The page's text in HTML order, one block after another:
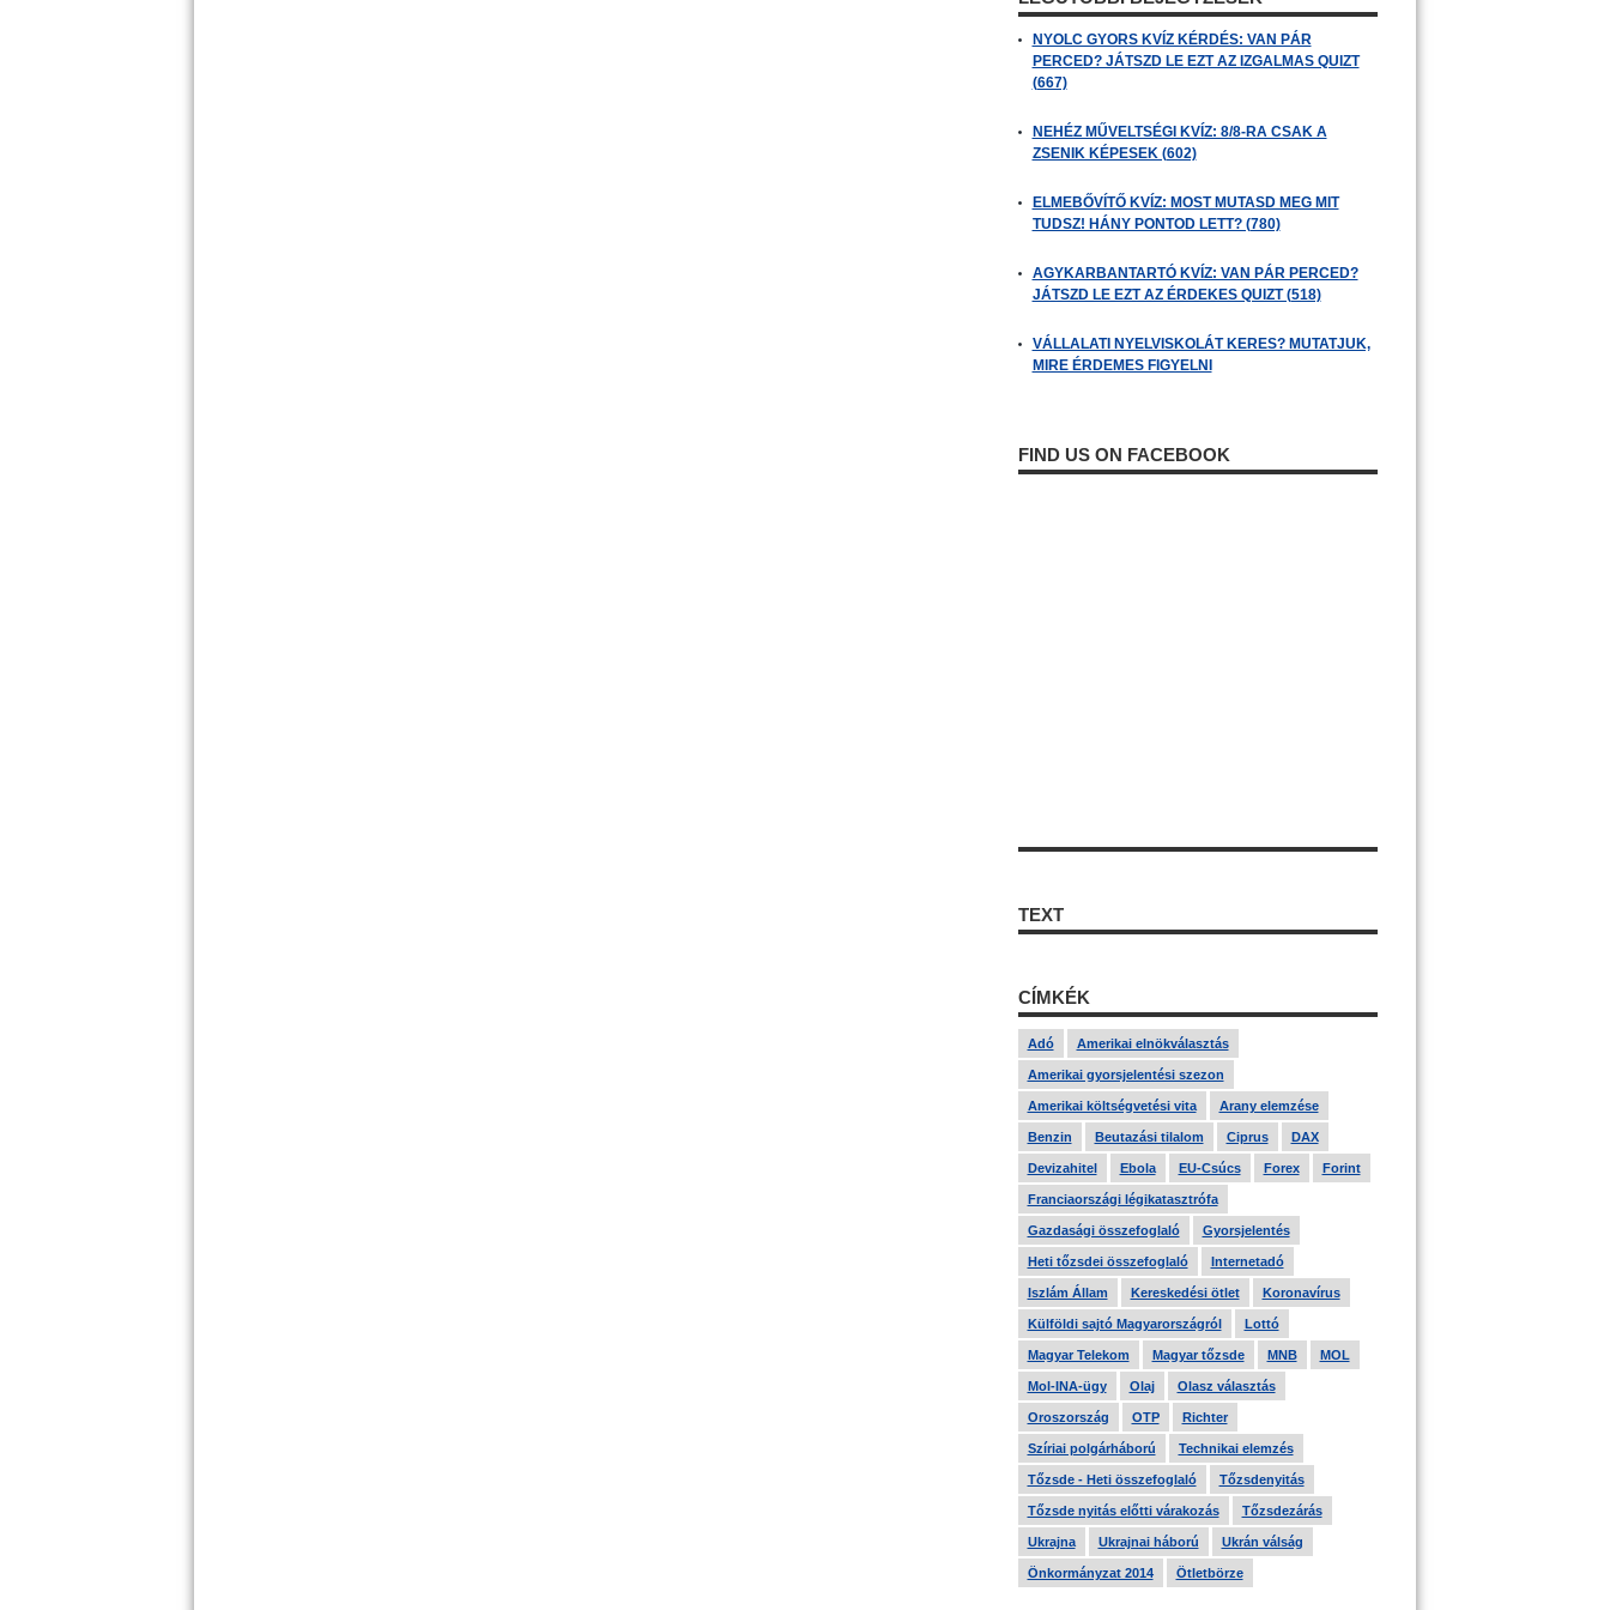
NYOLC GYORS KVÍZ KÉRDÉS: VAN PÁR
PERCED? JÁTSZD LE EZT AZ IZGALMAS QUIZT
(667)
NEHÉZ MŰVELTSÉGI KVÍZ: 8/8-RA CSAK A
ZSENIK KÉPESEK (602)
ELMEBŐVÍTŐ KVÍZ: MOST MUTASD MEG MIT
TUDSZ! HÁNY PONTOD LETT? (780)
AGYKARBANTARTÓ KVÍZ: VAN PÁR PERCED?
JÁTSZD LE EZT AZ ÉRDEKES QUIZT (518)
VÁLLALATI NYELVISKOLÁT KERES? MUTATJUK,
MIRE ÉRDEMES FIGYELNI
FIND US ON FACEBOOK
TEXT
CÍMKÉK
Adó Amerikai elnökválasztás
Amerikai gyorsjelentési szezon
Amerikai költségvetési vita Arany elemzése
Benzin Beutazási tilalom Ciprus DAX
Devizahitel Ebola EU-Csúcs Forex Forint
Franciaországi légikatasztrófa
Gazdasági összefoglaló Gyorsjelentés
Heti tőzsdei összefoglaló Internetadó
Iszlám Állam Kereskedési ötlet Koronavírus
Külföldi sajtó Magyarországról Lottó
Magyar Telekom Magyar tőzsde MNB MOL
Mol-INA-ügy Olaj Olasz választás
Oroszország OTP Richter
Szíriai polgárháború Technikai elemzés
Tőzsde - Heti összefoglaló Tőzsdenyitás
Tőzsde nyitás előtti várakozás Tőzsdezárás
Ukrajna Ukrajnai háború Ukrán válság
Önkormányzat 2014 Ötletbörze